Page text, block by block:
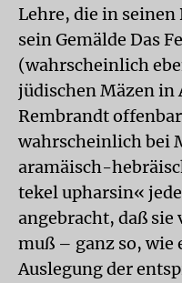
Lehre, die in
sein Gemälde Das
(wahrscheinlich
jüdischen Mäzen in
Rembrandt
wahrscheinlich bei
aramäisch-
tekel upharsin«
angebracht, daß
muß – ganz so, wie
Auslegung der